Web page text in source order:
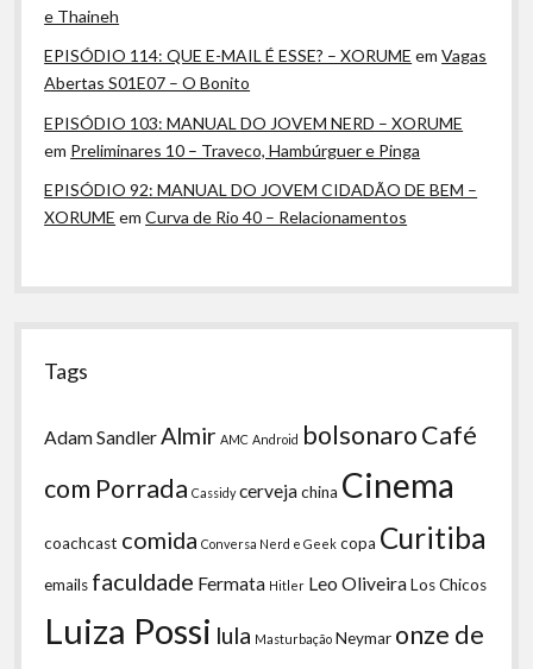
e Thaineh
EPISÓDIO 114: QUE E-MAIL É ESSE? – XORUME emVagas
Abertas S01E07 – O Bonito
EPISÓDIO 103: MANUAL DO JOVEM NERD – XORUME
em Preliminares 10 – Traveco, Hambúrguer e Pinga
EPISÓDIO 92: MANUAL DO JOVEM CIDADÃO DE BEM –
XORUME emCurva de Rio 40 – Relacionamentos
Tags
Adam Sandler Almir AMC Android bolsonaroCafé
com Porrada Cassidy cervejachina Cinema
coachcast comida Conversa Nerd e Geek copa Curitiba
emails faculdade Fermata Hitler Leo OliveiraLos Chicos
Luiza Possi lula Masturbação Neymar onze de